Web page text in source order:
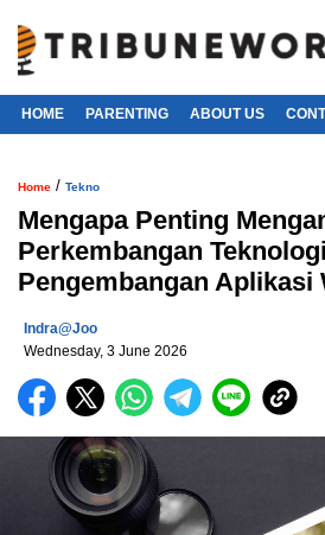
HOME PARENTING ABOUT US
Home / Tekno
Mengapa Penting
Perkembangan
Pengembangan Aplikasi
Indra@joo
Wednesday, 3 June 2026